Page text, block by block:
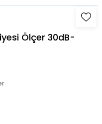
Ölçer 30dB-